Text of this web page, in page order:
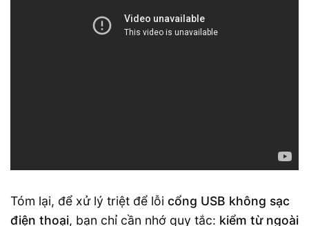
Tóm lại, để xử lý triệt để lỗi cổng USB không sạc
điện thoại, bạn chỉ cần nhớ quy tắc: kiểm từ ngoài